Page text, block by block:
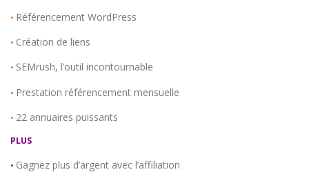
• Référencement WordPress
• Création de liens
• SEMrush, l’outil incontournable
• Prestation référencement mensuelle
• 22 annuaires puissants
PLUS
• Gagnez plus d’argent avec l’affiliation